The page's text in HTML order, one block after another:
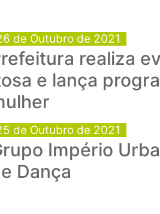
de Outubro de 2021
realiza
e lança
de Outubro de 2021
Império
Dança